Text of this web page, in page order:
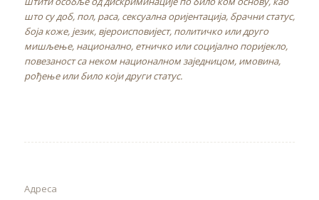
што су доб, пол, раса, сексуална оријентација, брачни статус,
боја коже, језик, вјероисповијест, политичко или друго
мишљење, национално, етничко или социјално поријекло,
повезаност са неком националном заједницом, имовина,
рођење или било који други статус.
Адреса